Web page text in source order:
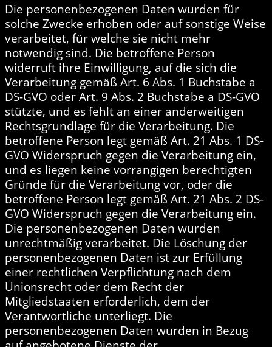
Die personenbezogenen Daten wurden für
solche Zwecke erhoben oder auf sonstige Weise
verarbeitet, für welche sie nicht mehr
notwendig sind. Die betroffene Person
widerruft ihre Einwilligung, auf die sich die
Verarbeitung gemäß Art. 6 Abs. 1 Buchstabe a
DS-GVO oder Art. 9 Abs. 2 Buchstabe a DS-GVO
stützte, und es fehlt an einer anderweitigen
Rechtsgrundlage für die Verarbeitung. Die
betroffene Person legt gemäß Art. 21 Abs. 1 DS-
GVO Widerspruch gegen die Verarbeitung ein,
und es liegen keine vorrangigen berechtigten
Gründe für die Verarbeitung vor, oder die
betroffene Person legt gemäß Art. 21 Abs. 2 DS-
GVO Widerspruch gegen die Verarbeitung ein.
Die personenbezogenen Daten wurden
unrechtmäßig verarbeitet. Die Löschung der
personenbezogenen Daten ist zur Erfüllung
einer rechtlichen Verpflichtung nach dem
Unionsrecht oder dem Recht der
Mitgliedstaaten erforderlich, dem der
Verantwortliche unterliegt. Die
personenbezogenen Daten wurden in Bezug